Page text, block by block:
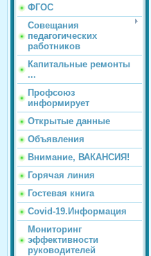
ФГОС
Совещания
педагогических
работников
Капитальные ремонты
...
Профсоюз
информирует
Открытые данные
Объявления
Внимание, ВАКАНСИЯ!
Горячая линия
Гостевая книга
Covid-19.Информация
Мониторинг
эффективности
руководителей